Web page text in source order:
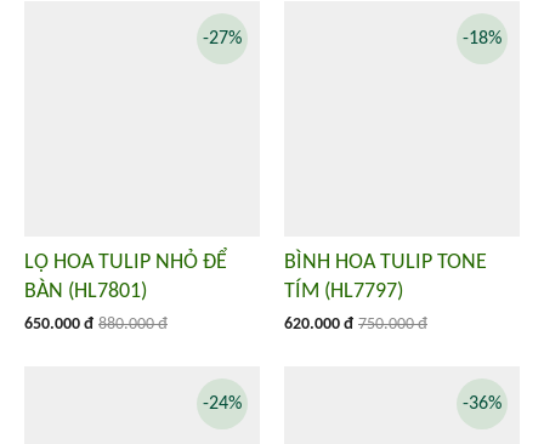
LỌ HOA TULIP NHỎ ĐỂ
BÀN (HL7801)
650.000 đ 880.000 đ
-27%
BÌNH HOA TULIP TONE
TÍM (HL7797)
620.000 đ 750.000 đ
-18%
-24% -36%